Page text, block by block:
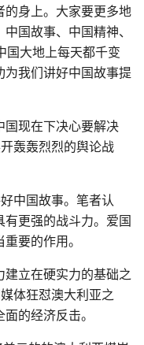
身上。大家要更多地
国故事、中国精神、
国大地上每天都千变
我们讲好中国故事提
国现在下决心要解决
轰轰烈烈的舆论战
中国故事。笔者认
更强的战斗力。爱国
要的作用。
立在硬实力的基础之
体狂怼澳大利亚之
的经济反击。